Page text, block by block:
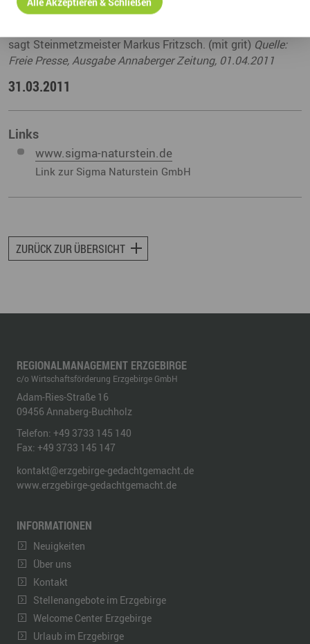
Sandsteinarbeiten ausführten. "Den Haupteingang vom
sagt Steinmetzmeister Markus Fritzsch. (mit grit) Quelle:
Freie Presse, Ausgabe Annaberger Zeitung, 01.04.2011
31.03.2011
Links
www.sigma-naturstein.de
Link zur Sigma Naturstein GmbH
ZURÜCK ZUR ÜBERSICHT
REGIONALMANAGEMENT ERZGEBIRGE
c/o Wirtschaftsförderung Erzgebirge GmbH
Adam-Ries-Straße 16
09456 Annaberg-Buchholz
Telefon: +49 3733 145 140
Fax: +49 3733 145 147
kontakt@erzgebirge-gedachtgemacht.de
www.erzgebirge-gedachtgemacht.de
INFORMATIONEN
Neuigkeiten
Über uns
Kontakt
Stellenangebote im Erzgebirge
Welcome Center Erzgebirge
Urlaub im Erzgebirge